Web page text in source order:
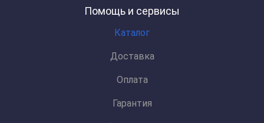
Помощь и сервисы
Каталог
Доставка
Оплата
Гарантия